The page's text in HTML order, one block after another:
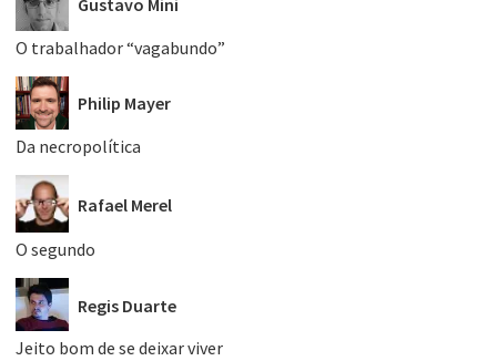
Gustavo Mini
O trabalhador “vagabundo”
Philip Mayer
Da necropolítica
Rafael Merel
O segundo
Regis Duarte
Jeito bom de se deixar viver